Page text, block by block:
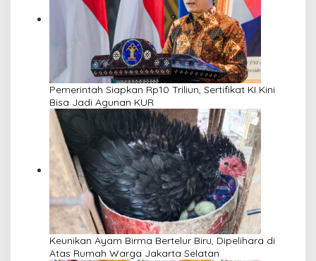
Pemerintah Siapkan Rp10 Triliun, Sertifikat KI Kini
Bisa Jadi Agunan KUR
Keunikan Ayam Birma Bertelur Biru, Dipelihara di
Atas Rumah Warga Jakarta Selatan